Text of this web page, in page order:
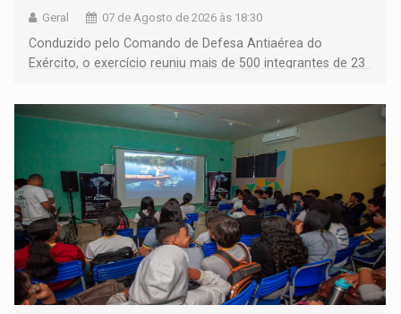
Geral 07 de Agosto de 2026 às 18:30
Conduzido pelo Comando de Defesa Antiaérea do
Exército, o exercício reuniu mais de 500 integrantes de 23